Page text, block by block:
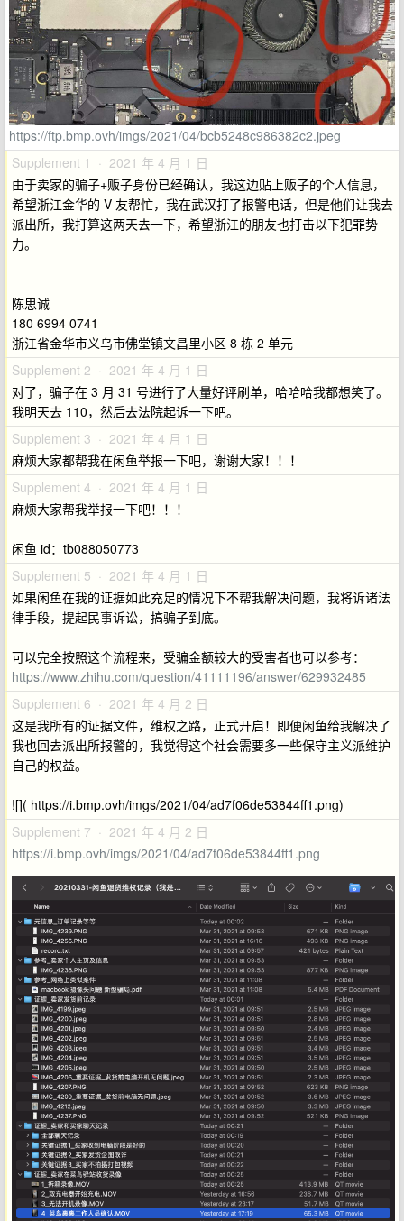
https://ftp.bmp.ovh/imgs/2021/04/bcb5248c986382c2.jpeg
Supplement 1 · 2021 年 4 月 1 日
由于卖家的骗子+贩子身份已经确认，我这边贴上贩子的个人信息，
希望浙江金华的 V 友帮忙，我在武汉打了报警电话，但是他们让我去
派出所，我打算这两天去一下，希望浙江的朋友也打击以下犯罪势
力。
陈思诚
180 6994 0741
浙江省金华市义乌市佛堂镇文昌里小区 8 栋 2 单元
Supplement 2 · 2021 年 4 月 1 日
对了，骗子在 3 月 31 号进行了大量好评刷单，哈哈哈我都想笑了。
我明天去 110，然后去法院起诉一下吧。
Supplement 3 · 2021 年 4 月 1 日
麻烦大家都帮我在闲鱼举报一下吧，谢谢大家！！！
Supplement 4 · 2021 年 4 月 1 日
麻烦大家帮我举报一下吧！！！
闲鱼 id：tb088050773
Supplement 5 · 2021 年 4 月 1 日
如果闲鱼在我的证据如此充足的情况下不帮我解决问题，我将诉诸法
律手段，提起民事诉讼，搞骗子到底。
可以完全按照这个流程来，受骗金额较大的受害者也可以参考：
https://www.zhihu.com/question/41111196/answer/629932485
Supplement 6 · 2021 年 4 月 2 日
这是我所有的证据文件，维权之路，正式开启！即便闲鱼给我解决了
我也回去派出所报警的，我觉得这个社会需要多一些保守主义派维护
自己的权益。
![]( https://i.bmp.ovh/imgs/2021/04/ad7f06de53844ff1.png)
Supplement 7 · 2021 年 4 月 2 日
https://i.bmp.ovh/imgs/2021/04/ad7f06de53844ff1.png